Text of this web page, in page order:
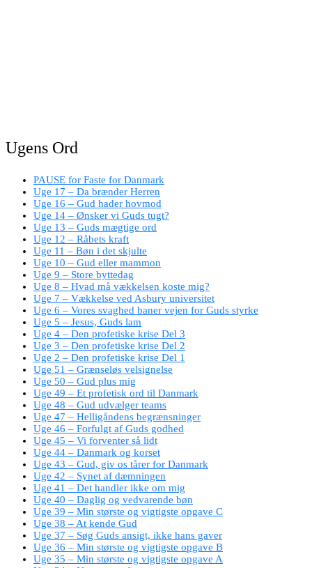
Ugens Ord
PAUSE for Faste for Danmark
Uge 17 – Da brænder Herren
Uge 16 – Gud hader hovmod
Uge 14 – Ønsker vi Guds tugt?
Uge 13 – Guds mægtige ord
Uge 12 – Råbets kraft
Uge 11 – Bøn i det skjulte
Uge 10 – Gud eller mammon
Uge 9 – Store byttedag
Uge 8 – Hvad må vækkelsen koste mig?
Uge 7 – Vækkelse ved Asbury universitet
Uge 6 – Vores svaghed baner vejen for Guds styrke
Uge 5 – Jesus, Guds lam
Uge 4 – Den profetiske krise Del 3
Uge 3 – Den profetiske krise Del 2
Uge 2 – Den profetiske krise Del 1
Uge 51 – Grænseløs velsignelse
Uge 50 – Gud plus mig
Uge 49 – Et profetisk ord til Danmark
Uge 48 – Gud udvælger teams
Uge 47 – Helligåndens begrænsninger
Uge 46 – Forfulgt af Guds godhed
Uge 45 – Vi forventer så lidt
Uge 44 – Danmark og korset
Uge 43 – Gud, giv os tårer for Danmark
Uge 42 – Synet af dæmningen
Uge 41 – Det handler ikke om mig
Uge 40 – Daglig og vedvarende bøn
Uge 39 – Min største og vigtigste opgave C
Uge 38 – At kende Gud
Uge 37 – Søg Guds ansigt, ikke hans gaver
Uge 36 – Min største og vigtigste opgave B
Uge 35 – Min største og vigtigste opgave A